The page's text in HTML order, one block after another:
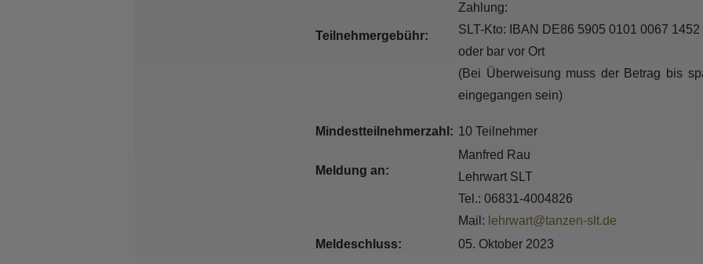
Teilnehmergebühr:
Zahlung:
SLT-Kto: IBAN DE86 5905 0101 0067
oder bar vor Ort
(Bei Überweisung muss der Betrag bis
eingegangen sein)
Mindestteilnehmerzahl: 10 Teilnehmer
Meldung an:
Manfred Rau
Lehrwart SLT
Tel.: 06831-4004826
Mail: lehrwart@tanzen-slt.de
Meldeschluss:
05. Oktober 2023